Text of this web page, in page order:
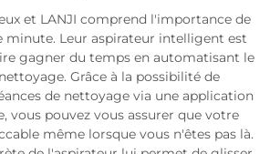
et LANJI comprend l'importance de
minute. Leur aspirateur intelligent est
gagner du temps en automatisant le
Grâce à la possibilité de
de nettoyage via une application
vous pouvez vous assurer que votre
même lorsque vous n'êtes pas là.